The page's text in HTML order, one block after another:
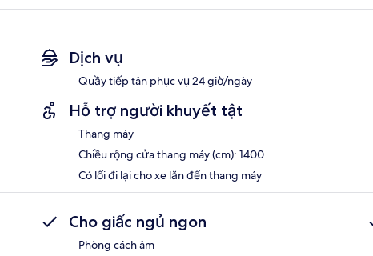
Dịch vụ
Quầy tiếp tân phục vụ 24 giờ/ngày
Hỗ trợ người khuyết tật
Thang máy
Chiều rộng cửa thang máy (cm): 1400
Có lối đi lại cho xe lăn đến thang máy
Cho giấc ngủ ngon
Phòng cách âm